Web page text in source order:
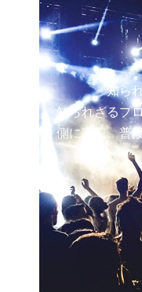
知ら
知られざるプ
側に密着。普